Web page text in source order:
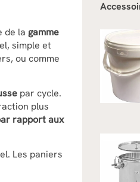
de la gamme
simple et
ou comme
par cycle.
plus
rapport aux
Les paniers